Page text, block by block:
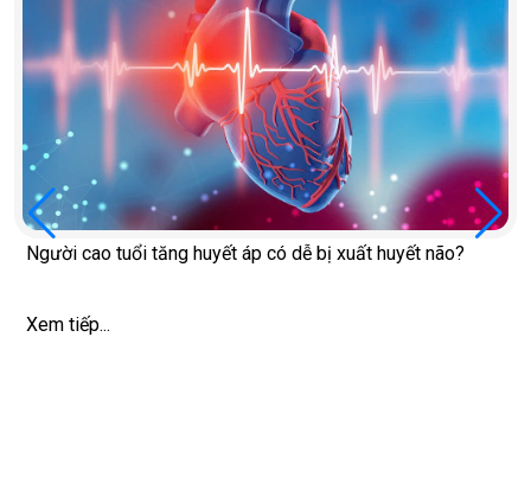
Người cao tuổi tăng huyết áp có dễ bị xuất huyết não?
Xem tiếp...